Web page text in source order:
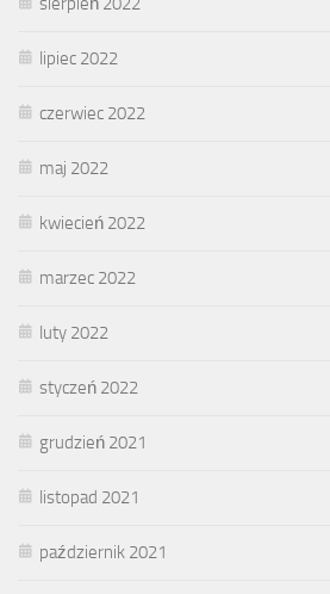
lipiec 2022
czerwiec 2022
maj 2022
kwiecień 2022
marzec 2022
luty 2022
styczeń 2022
grudzień 2021
listopad 2021
październik 2021